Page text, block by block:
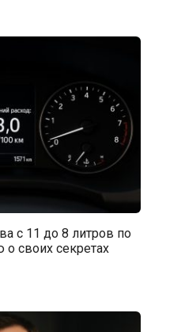
с 11 до 8 литров по
своих секретах